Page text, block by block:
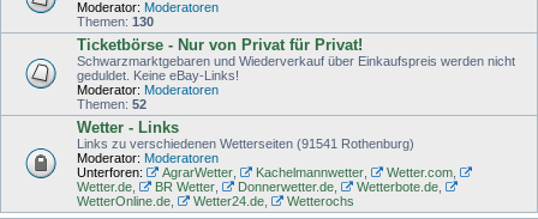
Moderator: Moderatoren
Themen: 130
Ticketbörse - Nur von Privat für Privat!
Schwarzmarktgebaren und Wiederverkauf über Einkaufspreis werden nicht
geduldet. Keine eBay-Links!
Moderator: Moderatoren
Themen: 52
Wetter - Links
Links zu verschiedenen Wetterseiten (91541 Rothenburg)
Moderator: Moderatoren
Unterforen:
AgrarWetter, Kachelmannwetter, Wetter.com,
Wetter.de
BR Wetter, Donnerwetter.de, Wetterbote.de,
WetterOnline.de
Wetter24.de, Wetterochs